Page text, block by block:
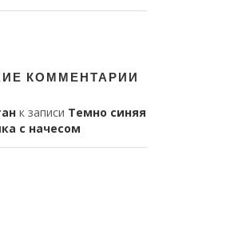
КОММЕНТАРИИ
к записи Темно синяя
с начесом